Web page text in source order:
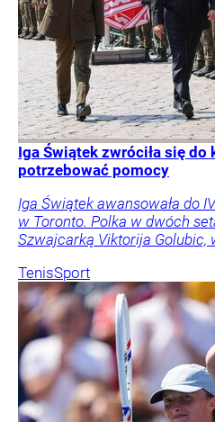
Iga Świątek zwróciła się
potrzebować pomocy
Iga Świątek awansowała do
w Toronto. Polka w dwóch
Szwajcarką Viktorija Golubic,
TenisSport